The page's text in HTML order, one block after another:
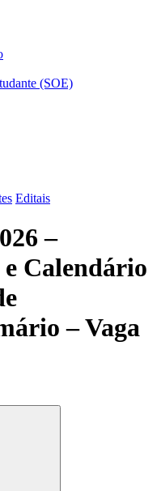
(SOE)
Editais
–
e Calendário
– Vaga